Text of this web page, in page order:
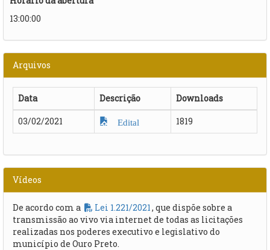
13:00:00
Arquivos
Data Descrição
Downloads
03/02/2021
Edital 1819
Vídeos
De acordo com a Lei 1.221/2021 , que dispõe sobre a
transmissão ao vivo via internet de todas as licitações
realizadas nos poderes executivo e legislativo do
município de Ouro Preto.